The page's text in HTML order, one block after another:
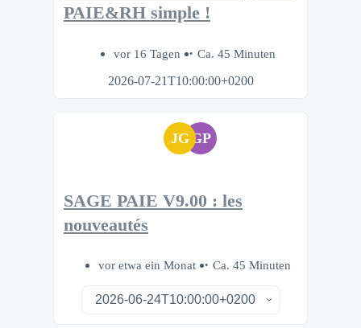
PAIE&RH simple !
vor 16 Tagen
Ca. 45 Minuten
2026-07-21T10:00:00+0200
JG GP
SAGE PAIE V9.00 : les
nouveautés
vor etwa ein Monat Ca. 45 Minuten